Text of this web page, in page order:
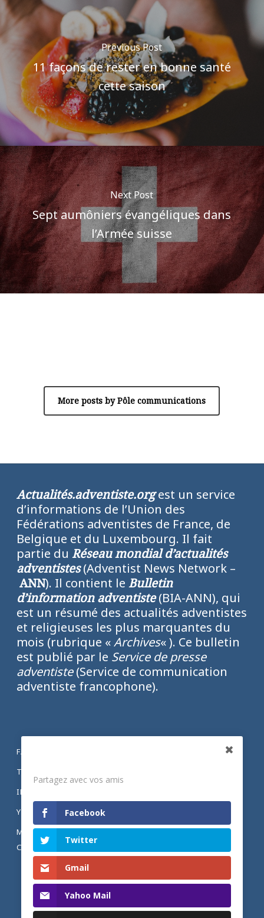
Previous Post
11 façons de rester en bonne santé
cette saison
Next Post
Sept aumôniers évangéliques dans
l’Armée suisse
More posts by Pôle communications
Actualités.adventiste.orgest un service
d’informations de l’Union des
Fédérations adventistes de France, de
Belgique et du Luxembourg. Il fait
partie du Réseau mondial d’actualités
adventistes(Adventist News Network –
ANN). Il contient le Bulletin
d’information adventiste(BIA-ANN), qui
est un résumé des actualités adventistes
et religieuses les plus marquantes du
mois (rubrique «Archives« ). Ce bulletin
est publié par le Service de presse
adventiste(Service de communication
adventiste francophone).
FACEBOOK
TWITTER
INSTAGRAM
YOUTUBE
MENTIONS LÉGALES ET POLITIQUE DE
CONFIDENTIALITÉ
Partagez avec vos amis
Facebook
Twitter
Gmail
Yahoo Mail